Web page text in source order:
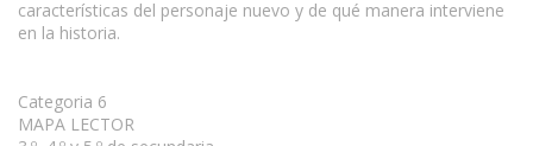
características del personaje nuevo y de qué manera interviene
en la historia.
Categoria 6
MAPA LECTOR